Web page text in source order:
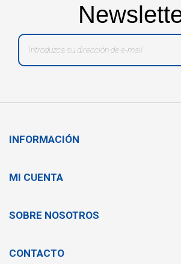
INFORMACIÓN
MI CUENTA
SOBRE NOSOTROS
CONTACTO